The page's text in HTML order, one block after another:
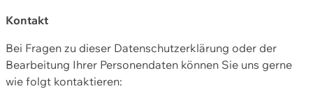
Kontakt
Bei Fragen zu dieser Datenschutzerklärung oder der
Bearbeitung Ihrer Personendaten können Sie uns gerne
wie folgt kontaktieren: